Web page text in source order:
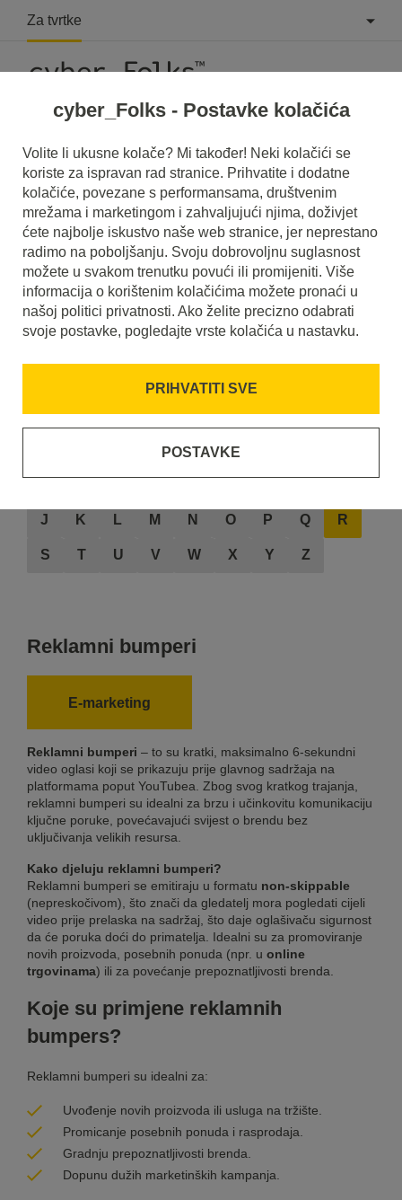
Za tvrtke
Pročitajte što je toReklamni bumperiu našem rječniku.
Pomoći će vam da bolje razumijete o čemu se točno radi
Reklamni bumperii koje je značenje u svakodnevnoj
upotrebi.
J K L M N O P Q R
S T U V W X Y Z
Reklamni bumperi
E-marketing
Reklamni bumperi – to su kratki, maksimalno 6-sekundni
video oglasi koji se prikazuju prije glavnog sadržaja na
platformama poput YouTubea. Zbog svog kratkog trajanja,
reklamni bumperi su idealni za brzu i učinkovitu komunikaciju
ključne poruke, povećavajući svijest o brendu bez
uključivanja velikih resursa.
Kako djeluju reklamni bumperi?
Reklamni bumperi se emitiraju u formatu non-skippable
(nepreskočivom), što znači da gledatelj mora pogledati cijeli
video prije prelaska na sadržaj, što daje oglašivaču sigurnost
da će poruka doći do primatelja. Idealni su za promoviranje
novih proizvoda, posebnih ponuda (npr. u online
trgovinama) ili za povećanje prepoznatljivosti brenda.
Koje su primjene reklamnih
bumpers?
Reklamni bumperi su idealni za:
Uvođenje novih proizvoda ili usluga na tržište.
Promicanje posebnih ponuda i rasprodaja.
Gradnju prepoznatljivosti brenda.
Dopunu dužih marketinških kampanja.
cyber_Folks - Postavke kolačića
Volite li ukusne kolače? Mi također! Neki kolačići se
koriste za ispravan rad stranice. Prihvatite i dodatne
kolačiće, povezane s performansama, društvenim
mrežama i marketingom i zahvaljujući njima, doživjet
ćete najbolje iskustvo naše web stranice, jer neprestano
radimo na poboljšanju. Svoju dobrovoljnu suglasnost
možete u svakom trenutku povući ili promijeniti. Više
informacija o korištenim kolačićima možete pronaći u
našoj politici privatnosti. Ako želite precizno odabrati
svoje postavke, pogledajte vrste kolačića u nastavku.
PRIHVATITI SVE
POSTAVKE